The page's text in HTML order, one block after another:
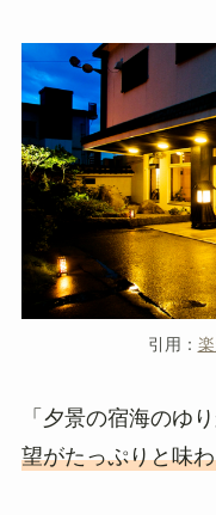
引用：
「夕景の宿海のゆ
望がたっぷりと味